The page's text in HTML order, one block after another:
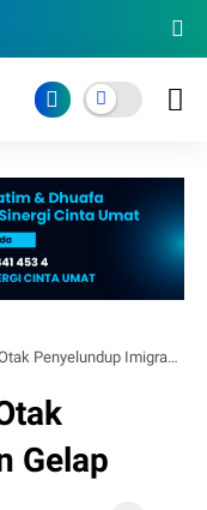
Penyelundup Imigran Gelap
Gelap